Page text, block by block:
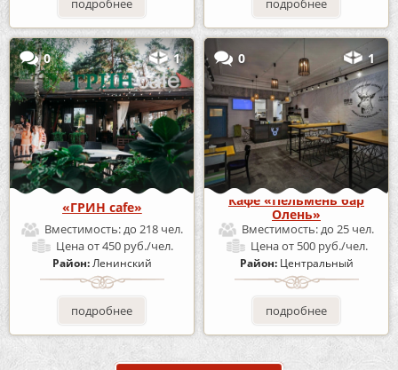
подробнее подробнее
0 1
«ГРИН cafe»
Вместимость:до 218 чел.
Ценаот 450 руб./чел.
Район:Ленинский
подробнее
0 1
Кафе «Пельмень бар
Олень»
Вместимость:до 25 чел.
Ценаот 500 руб./чел.
Район: Центральный
подробнее